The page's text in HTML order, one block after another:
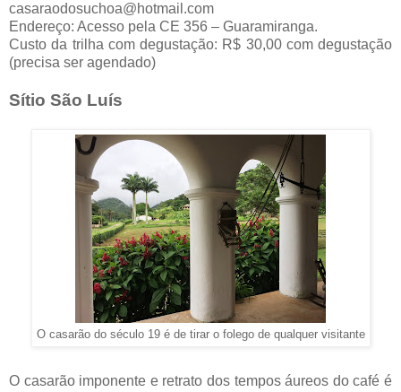
casaraodosuchoa@hotmail.com
Endereço: Acesso pela CE 356 – Guaramiranga.
Custo da trilha com degustação: R$ 30,00 com degustação
(precisa ser agendado)
Sítio São Luís
O casarão do século 19 é de tirar o folego de qualquer visitante
O casarão imponente e retrato dos tempos áureos do café é